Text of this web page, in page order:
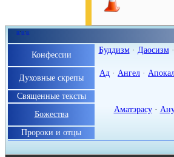
п·о ·в
Конфессии Буддизм· Даосизм·
Духовные скрепы Ад · Ангел ·
Священные тексты
Божества
Аматэрасу·
Пророки и отцы